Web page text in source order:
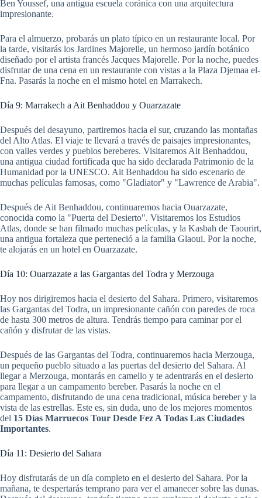
Ben Youssef, una antigua escuela coránica con una arquitectura
impresionante.
Para el almuerzo, probarás un plato típico en un restaurante local. Por
la tarde, visitarás los Jardines Majorelle, un hermoso jardín botánico
diseñado por el artista francés Jacques Majorelle. Por la noche, puedes
disfrutar de una cena en un restaurante con vistas a la Plaza Djemaa el-
Fna. Pasarás la noche en el mismo hotel en Marrakech.
Día 9: Marrakech a Ait Benhaddou y Ouarzazate
Después del desayuno, partiremos hacia el sur, cruzando las montañas
del Alto Atlas. El viaje te llevará a través de paisajes impresionantes,
con valles verdes y pueblos bereberes. Visitaremos Ait Benhaddou,
una antigua ciudad fortificada que ha sido declarada Patrimonio de la
Humanidad por la UNESCO. Ait Benhaddou ha sido escenario de
muchas películas famosas, como "Gladiator" y "Lawrence de Arabia".
Después de Ait Benhaddou, continuaremos hacia Ouarzazate,
conocida como la "Puerta del Desierto". Visitaremos los Estudios
Atlas, donde se han filmado muchas películas, y la Kasbah de Taourirt,
una antigua fortaleza que perteneció a la familia Glaoui. Por la noche,
te alojarás en un hotel en Ouarzazate.
Día 10: Ouarzazate a las Gargantas del Todra y Merzouga
Hoy nos dirigiremos hacia el desierto del Sahara. Primero, visitaremos
las Gargantas del Todra, un impresionante cañón con paredes de roca
de hasta 300 metros de altura. Tendrás tiempo para caminar por el
cañón y disfrutar de las vistas.
Después de las Gargantas del Todra, continuaremos hacia Merzouga,
un pequeño pueblo situado a las puertas del desierto del Sahara. Al
llegar a Merzouga, montarás en camello y te adentrarás en el desierto
para llegar a un campamento bereber. Pasarás la noche en el
campamento, disfrutando de una cena tradicional, música bereber y la
vista de las estrellas. Este es, sin duda, uno de los mejores momentos
del 15 Días Marruecos Tour Desde Fez A Todas Las Ciudades
Importantes.
Día 11: Desierto del Sahara
Hoy disfrutarás de un día completo en el desierto del Sahara. Por la
mañana, te despertarás temprano para ver el amanecer sobre las dunas.